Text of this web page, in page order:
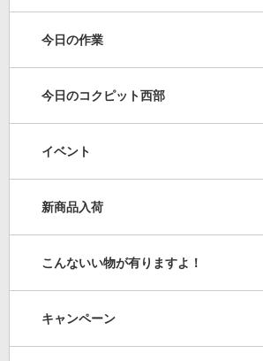
今日の作業
今日のコクピット西部
イベント
新商品入荷
こんないい物が有りますよ！
キャンペーン